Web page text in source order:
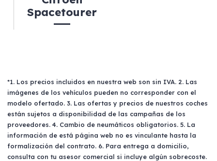
Spacetourer
*1. Los precios incluidos en nuestra web son sin IVA. 2. Las
imágenes de los vehículos pueden no corresponder con el
modelo ofertado. 3. Las ofertas y precios de nuestros coches
están sujetos a disponibilidad de las campañas de los
proveedores. 4. Cambio de neumáticos obligatorios. 5. La
información de está página web no es vinculante hasta la
formalización del contrato. 6. Para entrega a domicilio,
consulta con tu asesor comercial si incluye algún sobrecoste.